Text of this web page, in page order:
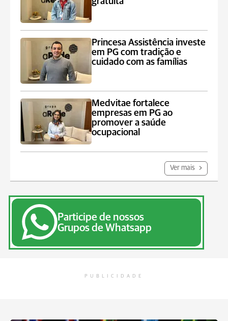
Princesa Assistência investe
em PG com tradição e
cuidado com as famílias
Medvitae fortalece
empresas em PG ao
promover a saúde
ocupacional
Ver mais
Participe de nossos
Grupos de Whatsapp
PUBLICIDADE